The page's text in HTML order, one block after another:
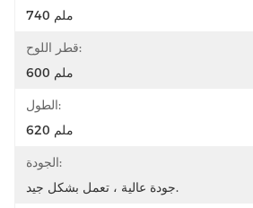
740 ملم
قطر اللوح:
600 ملم
الطول:
620 ملم
الجودة:
جودة عالية ، تعمل بشكل جيد.